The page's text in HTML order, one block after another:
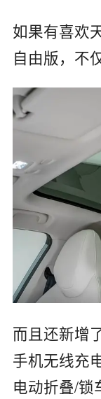
如果有喜欢
自由版，不
而且还新增
手机无线充
电动折叠/锁